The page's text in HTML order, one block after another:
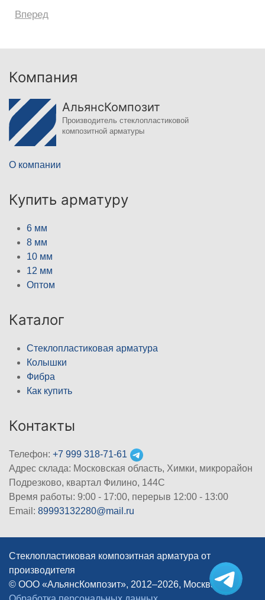
Вперед
Компания
АльянсКомпозит
Производитель стеклопластиковой
композитной арматуры
О компании
Купить арматуру
6 мм
8 мм
10 мм
12 мм
Оптом
Каталог
Стеклопластиковая арматура
Колышки
Фибра
Как купить
Контакты
Телефон: +7 999 318-71-61
Адрес склада: Московская область, Химки, микрорайон
Подрезково, квартал Филино, 144С
Время работы: 9:00 - 17:00, перерыв 12:00 - 13:00
Email: 89993132280@mail.ru
Стеклопластиковая композитная арматура от
производителя
© ООО «АльянсКомпозит», 2012–2026, Москва
|